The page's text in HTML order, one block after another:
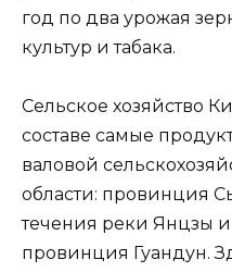
год по два урожая
культур и табака.
Сельское хозяйство
составе самые
валовой
области: провинция
течения реки Янцзы и
провинция Гуандун.